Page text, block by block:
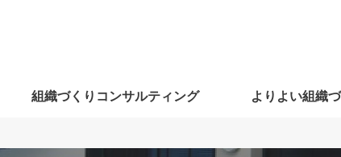
組織づくりコンサルティング よりよい組織